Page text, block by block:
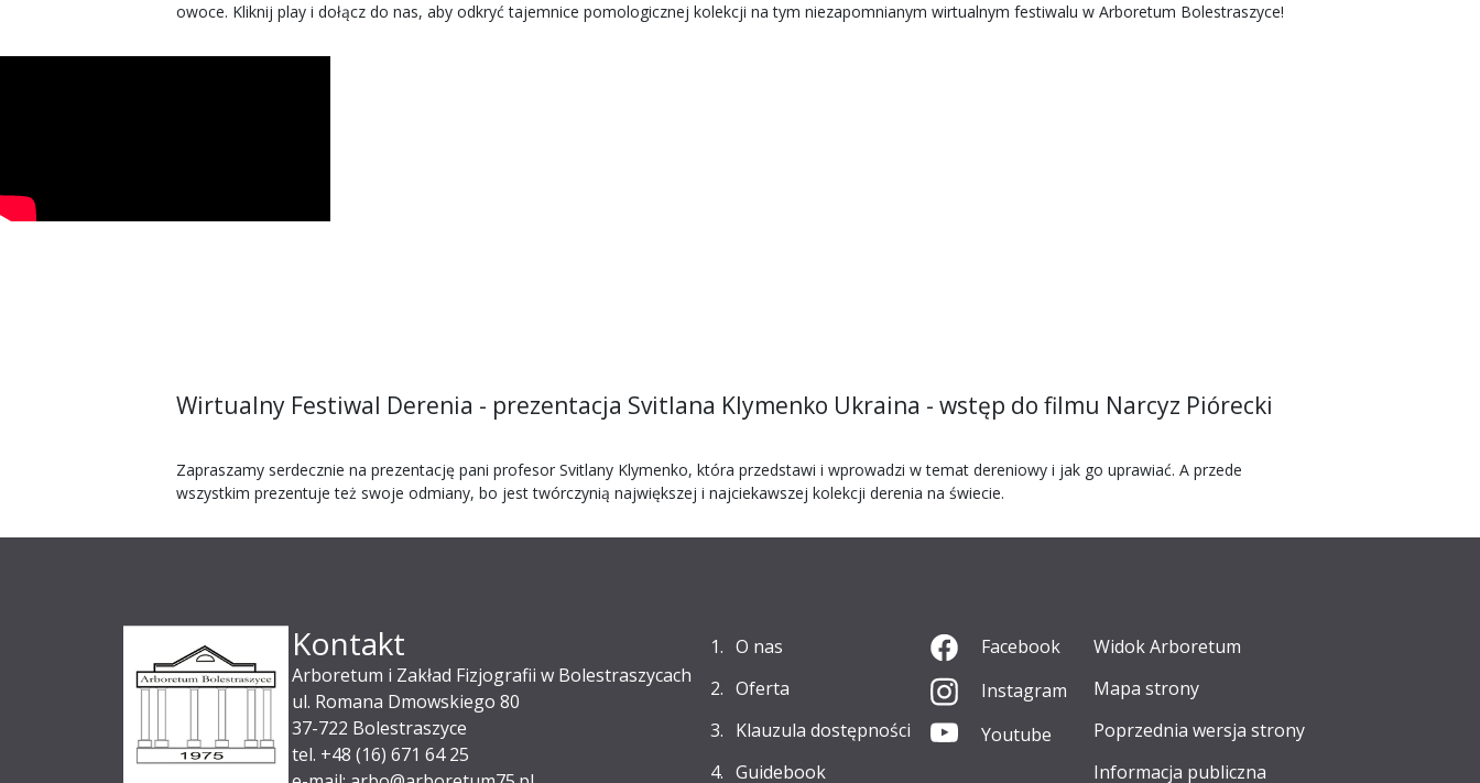
owoce. Kliknij play i dołącz do nas, aby odkryć tajemnice pomologicznej kolekcji na tym niezapomnianym wirtualnym festiwalu w Arboretum Bolestraszyce!
Wirtualny Festiwal Derenia - prezentacja Svitlana Klymenko Ukraina - wstęp do filmu Narcyz Piórecki
Zapraszamy serdecznie na prezentację pani profesor Svitlany Klymenko, która przedstawi i wprowadzi w temat dereniowy i jak go uprawiać. A przede
wszystkim prezentuje też swoje odmiany, bo jest twórczynią największej i najciekawszej kolekcji derenia na świecie.
Kontakt
Arboretum i Zakład Fizjografii w Bolestraszycach
ul. Romana Dmowskiego 80
37-722 Bolestraszyce
tel. +48 (16) 671 64 25
O nas
Oferta
Klauzula dostępności
Guidebook
Facebook
Instagram
Youtube
Widok Arboretum
Mapa strony
Poprzednia wersja strony
Informacja publiczna